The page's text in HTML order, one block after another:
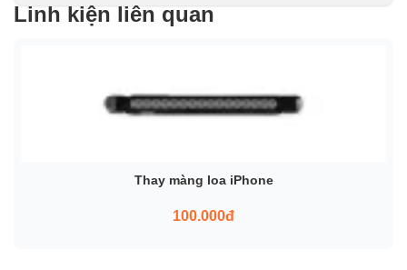
Linh kiện liên quan
Thay màng loa iPhone
100.000đ